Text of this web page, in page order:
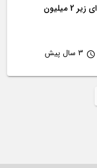
خودروهای اجاره ای زیر 2 میلیون
3 سال پیش